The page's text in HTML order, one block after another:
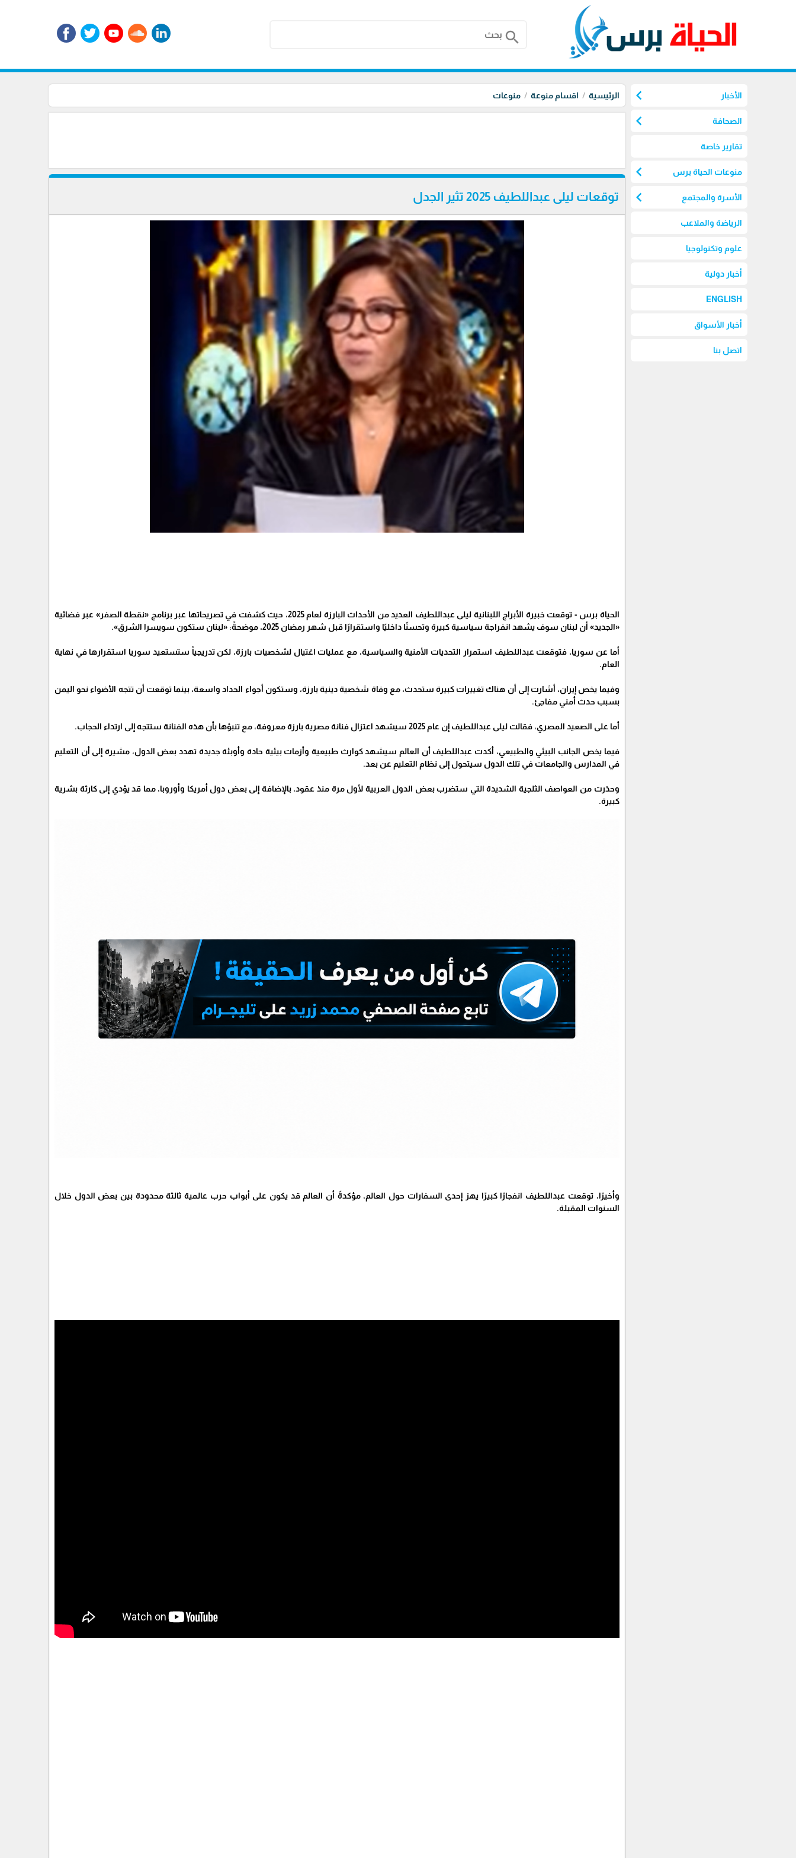
search
الأخبار chevron_left
الصحافة chevron_left
تقارير خاصة
منوعات الحياة برس chevron_left
الأسرة والمجتمع chevron_left
الرياضة والملاعب
علوم وتكنولوجيا
أخبار دولية
ENGLISH
أخبار الأسواق
اتصل بنا
الرئيسية اقسام منوعة منوعات
توقعات ليلى عبداللطيف 2025 تثير الجدل
الحياة برس - توقعت خبيرة الأبراج اللبنانية ليلى عبداللطيف العديد من الأحداث البارزة لعام 2025، حيث كشفت في تصريحاتها عبر برنامج «نقطة الصفر» عبر فضائية
«الجديد» أن لبنان سوف يشهد انفراجة سياسية كبيرة وتحسنًا داخليًا واستقرارًا قبل شهر رمضان 2025، موضحةً: «لبنان ستكون سويسرا الشرق».
أما عن سوريا، فتوقعت عبداللطيف استمرار التحديات الأمنية والسياسية، مع عمليات اغتيال لشخصيات بارزة، لكن تدريجياً ستستعيد سوريا استقرارها في نهاية
العام.
وفيما يخص إيران، أشارت إلى أن هناك تغييرات كبيرة ستحدث، مع وفاة شخصية دينية بارزة، وستكون أجواء الحداد واسعة، بينما توقعت أن تتجه الأضواء نحو اليمن
بسبب حدث أمني مفاجئ.
أما على الصعيد المصري، فقالت ليلى عبداللطيف إن عام 2025 سيشهد اعتزال فنانة مصرية بارزة معروفة، مع تنبؤها بأن هذه الفنانة ستتجه إلى ارتداء الحجاب.
فيما يخص الجانب البيئي والطبيعي، أكدت عبداللطيف أن العالم سيشهد كوارث طبيعية وأزمات بيئية حادة وأوبئة جديدة تهدد بعض الدول، مشيرة إلى أن التعليم
في المدارس والجامعات في تلك الدول سيتحول إلى نظام التعليم عن بعد.
وحذرت من العواصف الثلجية الشديدة التي ستضرب بعض الدول العربية لأول مرة منذ عقود، بالإضافة إلى بعض دول أمريكا وأوروبا، مما قد يؤدي إلى كارثة بشرية
كبيرة.
وأخيرًا، توقعت عبداللطيف انفجارًا كبيرًا يهز إحدى السفارات حول العالم، مؤكدةً أن العالم قد يكون على أبواب حرب عالمية ثالثة محدودة بين بعض الدول خلال
السنوات المقبلة.